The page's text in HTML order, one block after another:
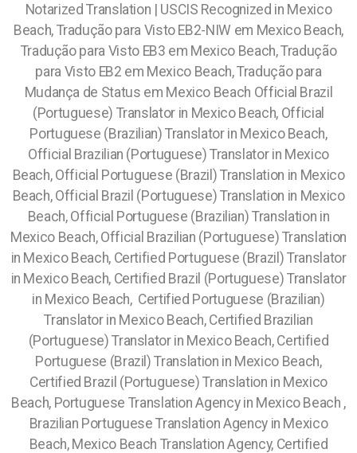
Notarized Translation | USCIS Recognized in Mexico
Beach, Tradução para Visto EB2-NIW em Mexico Beach,
Tradução para Visto EB3 em Mexico Beach, Tradução
para Visto EB2 em Mexico Beach, Tradução para
Mudança de Status em Mexico Beach Official Brazil
(Portuguese) Translator in Mexico Beach, Official
Portuguese (Brazilian) Translator in Mexico Beach,
Official Brazilian (Portuguese) Translator in Mexico
Beach, Official Portuguese (Brazil) Translation in Mexico
Beach, Official Brazil (Portuguese) Translation in Mexico
Beach, Official Portuguese (Brazilian) Translation in
Mexico Beach, Official Brazilian (Portuguese) Translation
in Mexico Beach, Certified Portuguese (Brazil) Translator
in Mexico Beach, Certified Brazil (Portuguese) Translator
in Mexico Beach, Certified Portuguese (Brazilian)
Translator in Mexico Beach, Certified Brazilian
(Portuguese) Translator in Mexico Beach, Certified
Portuguese (Brazil) Translation in Mexico Beach,
Certified Brazil (Portuguese) Translation in Mexico
Beach, Portuguese Translation Agency in Mexico Beach ,
Brazilian Portuguese Translation Agency in Mexico
Beach, Mexico Beach Translation Agency, Certified